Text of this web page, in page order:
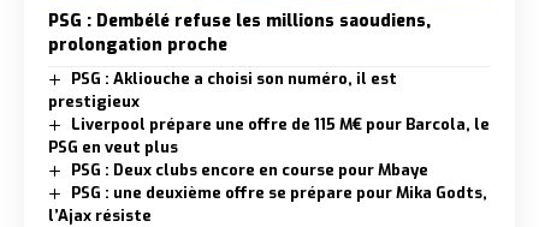
PSG : Dembélé refuse les millions saoudiens,
prolongation proche
PSG : Akliouche a choisi son numéro, il est
prestigieux
Liverpool prépare une offre de 115 M€ pour Barcola, le
PSG en veut plus
PSG : Deux clubs encore en course pour Mbaye
PSG : une deuxième offre se prépare pour Mika Godts,
l’Ajax résiste